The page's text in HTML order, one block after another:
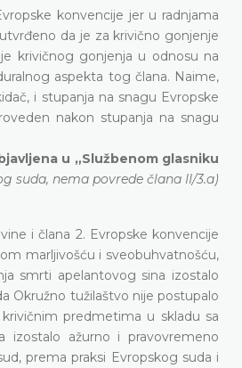
konvencije jer u radnjama
da je za krivično gonjenje
krivičnog gonjenja u odnosu na
aspekta tog člana. Naime,
i stupanja na snagu Evropske
nakon stupanja na snagu
u „Službenom glasniku
suda, nema povrede člana II/3.a)
i člana 2. Evropske konvencije
marljivošću i sveobuhvatnošću,
smrti apelantovog sina izostalo
Okružno tužilaštvo nije postupalo
predmetima u skladu sa
izostalo ažurno i pravovremeno
prema praksi Evropskog suda i